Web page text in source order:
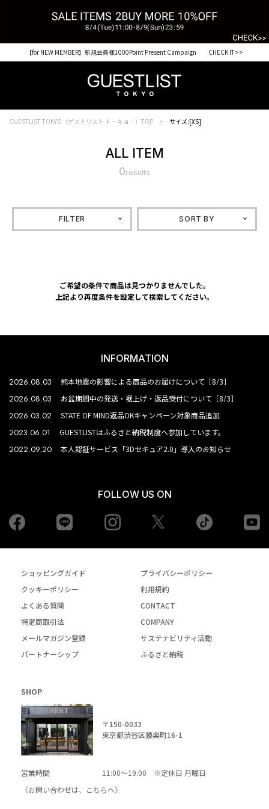
Shopping from outside Japan? Visit our Global Site here. >>
【for NEW MEMBER】新規会員様1000Point Present Campaign CHECK IT>>
GUESTLIST TOKYO（ゲストリスト トーキョー）TOP サイズ:[XS]
ALL ITEM
0results
FILTER SORT BY
ご希望の条件で商品は見つかりませんでした。
上記より再度条件を設定して検索してください。
INFORMATION
2026.08.03 熊本地震の影響による商品のお届けについて［8/3］
2026.08.03 お盆期間中の発送・裾上げ・返品受付について［8/3］
2026.03.02 STATE OF MIND返品OKキャンペーン対象商品追加
2023.06.01 GUESTLISTはふるさと納税制度へ参加しています。
2022.09.20 本人認証サービス「3Dセキュア2.0」導入のお知らせ
FOLLOW US ON
Facebook Instagram tiktok
ショッピングガイド
プライバシーポリシー
クッキーポリシー
利用規約
よくある質問
CONTACT
特定商取引法
COMPANY
メールマガジン登録
サステナビリティ活動
パートナーシップ
ふるさと納税
SHOP
〒150-0033
東京都渋谷区猿楽町16-1
営業時間
11:00～19:00 ※定休日 月曜日
〈お問い合わせは、
こちらへ〉